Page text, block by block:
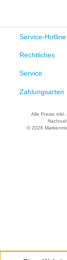
Service-Hotline
Rechtliches
Service
Zahlungsarten
Alle Preise inkl.
© 2026